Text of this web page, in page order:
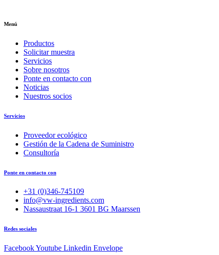
Menú
Productos
Solicitar muestra
Servicios
Sobre nosotros
Ponte en contacto con
Noticias
Nuestros socios
Servicios
Proveedor ecológico
Gestión de la Cadena de Suministro
Consultoría
Ponte en contacto con
+31 (0)346-745109
info@vw-ingredients.com
Nassaustraat 16-1 3601 BG Maarssen
Redes sociales
FacebookYoutube Linkedin Envelope